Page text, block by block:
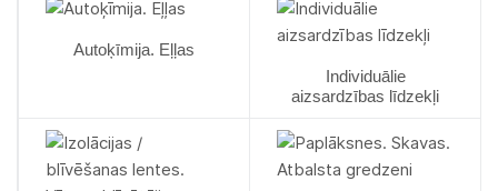
Autoķīmija. Eļļas
Individuālie
aizsardzības līdzekļi